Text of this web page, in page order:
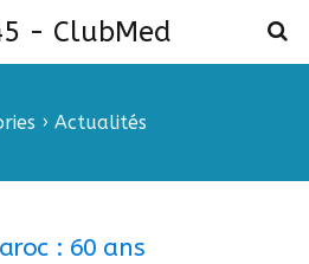
- ClubMed
› Actualités
: 60 ans